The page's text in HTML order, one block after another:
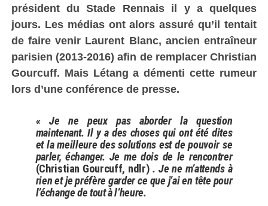
président du Stade Rennais il y a quelques
jours. Les médias ont alors assuré qu’il tentait
de faire venir Laurent Blanc, ancien entraîneur
parisien (2013-2016) afin de remplacer Christian
Gourcuff. Mais Létang a démenti cette rumeur
lors d’une conférence de presse.
« Je ne peux pas aborder la question
maintenant. Il y a des choses qui ont été dites
et la meilleure des solutions est de pouvoir se
parler, échanger. Je me dois de le rencontrer
(Christian Gourcuff, ndlr) . Je ne m’attends à
rien et je préfère garder ce que j’ai en tête pour
l’échange de tout à l’heure.